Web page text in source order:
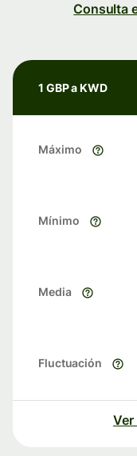
Consulta
1 GBP a KWD
Máximo
Mínimo
Media
Fluctuación